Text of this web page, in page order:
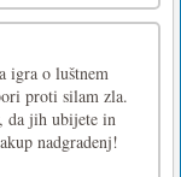
igra o luštnem
proti silam zla.
da jih ubijete in
nadgradenj!